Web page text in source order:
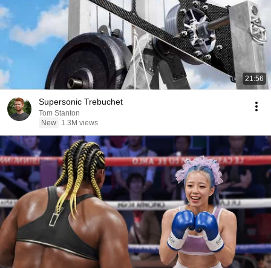
21:56
Supersonic Trebuchet
Tom Stanton
New
1.3M views